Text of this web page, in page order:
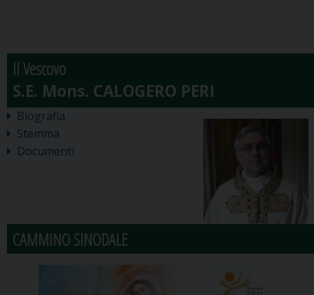
Il Vescovo
Biografia
Stemma
Documenti
CAMMINO SINODALE